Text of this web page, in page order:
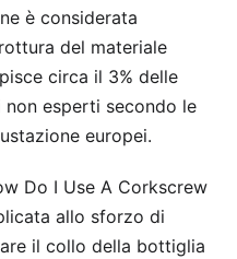
è considerata
del materiale
circa il 3% delle
esperti secondo le
europei.
Do I Use A Corkscrew
allo sforzo di
il collo della bottiglia